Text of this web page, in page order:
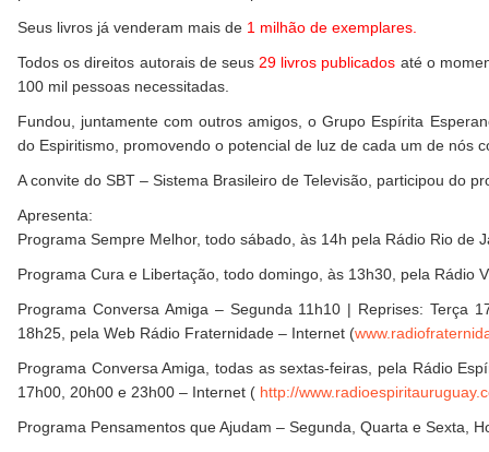
Seus livros já venderam mais de 1 milhão de exemplares.
Todos os direitos autorais de seus29 livros publicados até o
100 mil pessoas necessitadas.
Fundou, juntamente com outros amigos, o Grupo Espírita
do Espiritismo, promovendo o potencial de luz de cada um de nós
A convite do SBT – Sistema Brasileiro de Televisão, participou do
Apresenta:
Programa Sempre Melhor, todo sábado, às 14h pela Rádio Rio de
Programa Cura e Libertação, todo domingo, às 13h30, pela Rádio
Programa Conversa Amiga – Segunda 11h10 | Reprises: Terça
18h25, pela Web Rádio Fraternidade – Internet (
Programa Conversa Amiga, todas as sextas-feiras, pela Rádio
17h00, 20h00 e 23h00 – Internet ( http://
Programa Pensamentos que Ajudam – Segunda, Quarta e Sexta,